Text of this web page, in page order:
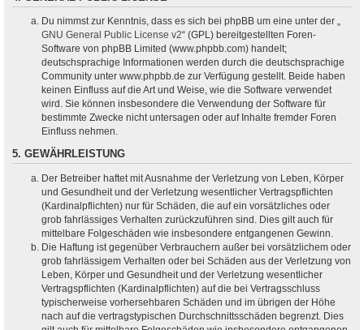
Du nimmst zur Kenntnis, dass es sich bei phpBB um eine unter der „
GNU General Public License v2“ (GPL) bereitgestellten Foren-
Software von phpBB Limited (www.phpbb.com) handelt;
deutschsprachige Informationen werden durch die deutschsprachige
Community unter www.phpbb.de zur Verfügung gestellt. Beide haben
keinen Einfluss auf die Art und Weise, wie die Software verwendet
wird. Sie können insbesondere die Verwendung der Software für
bestimmte Zwecke nicht untersagen oder auf Inhalte fremder Foren
Einfluss nehmen.
5. GEWÄHRLEISTUNG
Der Betreiber haftet mit Ausnahme der Verletzung von Leben, Körper
und Gesundheit und der Verletzung wesentlicher Vertragspflichten
(Kardinalpflichten) nur für Schäden, die auf ein vorsätzliches oder
grob fahrlässiges Verhalten zurückzuführen sind. Dies gilt auch für
mittelbare Folgeschäden wie insbesondere entgangenen Gewinn.
Die Haftung ist gegenüber Verbrauchern außer bei vorsätzlichem oder
grob fahrlässigem Verhalten oder bei Schäden aus der Verletzung von
Leben, Körper und Gesundheit und der Verletzung wesentlicher
Vertragspflichten (Kardinalpflichten) auf die bei Vertragsschluss
typischerweise vorhersehbaren Schäden und im übrigen der Höhe
nach auf die vertragstypischen Durchschnittsschäden begrenzt. Dies